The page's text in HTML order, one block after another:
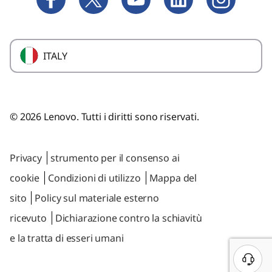
Affiiliate Program
Glossario
Smartphone & Wearable
ThinkCentre
ThinkStation
Data Center Solutions
ITALY
© 2026 Lenovo. Tutti i diritti sono riservati.
Privacy
strumento per il consenso ai
cookie
Condizioni di utilizzo
Mappa del
sito
Policy sul materiale esterno
ricevuto
Dichiarazione contro la schiavitù
e la tratta di esseri umani